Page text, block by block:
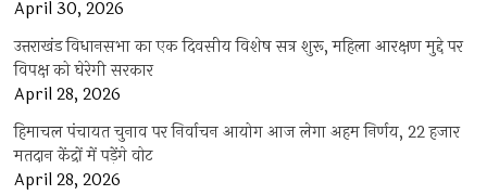
April 30, 2026
उत्तराखंड विधानसभा का एक दिवसीय विशेष सत्र शुरू, महिला आरक्षण मुद्दे पर
विपक्ष को घेरेगी सरकार
April 28, 2026
हिमाचल पंचायत चुनाव पर निर्वाचन आयोग आज लेगा अहम निर्णय, 22 हजार
मतदान केंद्रों में पड़ेंगे वोट
April 28, 2026